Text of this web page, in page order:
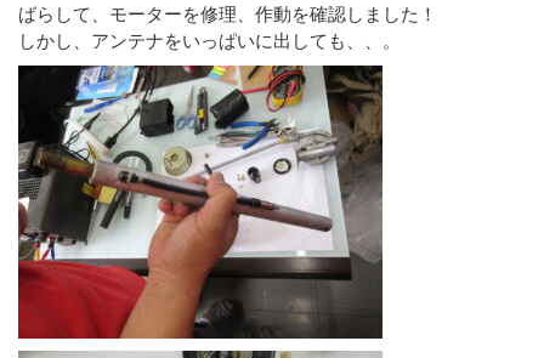
ばらして、モーターを修理、作動を確認しました！
しかし、アンテナをいっぱいに出しても、、。